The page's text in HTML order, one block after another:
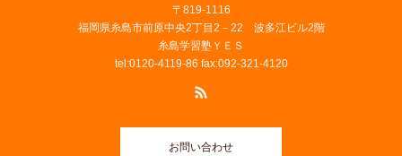
〒819‐1116
福岡県糸島市前原中央2丁目2－22 波多江ビル2階
糸島学習塾ＹＥＳ
tel:0120-4119-86 fax:092-321-4120
お問い合わせ